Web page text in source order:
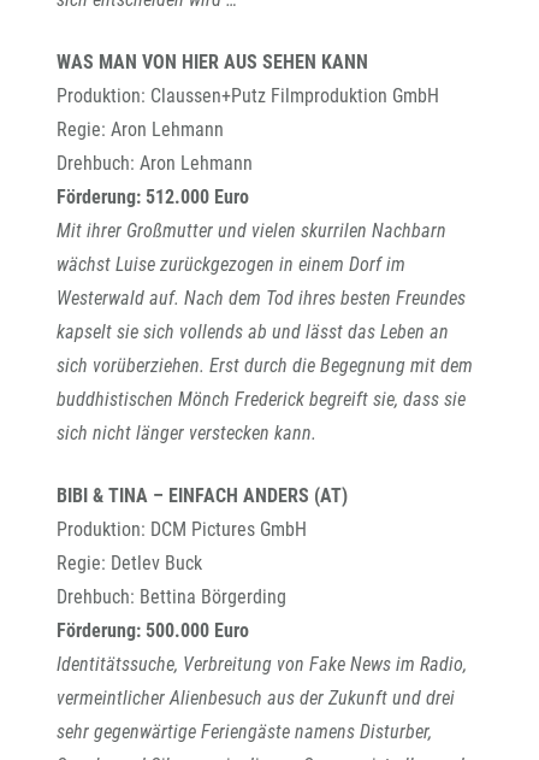
WAS MAN VON HIER AUS SEHEN KANN
Produktion: Claussen+Putz Filmproduktion GmbH
Regie: Aron Lehmann
Drehbuch: Aron Lehmann
Förderung: 512.000 Euro
Mit ihrer Großmutter und vielen skurrilen Nachbarn
wächst Luise zurückgezogen in einem Dorf im
Westerwald auf. Nach dem Tod ihres besten Freundes
kapselt sie sich vollends ab und lässt das Leben an
sich vorüberziehen. Erst durch die Begegnung mit dem
buddhistischen Mönch Frederick begreift sie, dass sie
sich nicht länger verstecken kann.
BIBI & TINA – EINFACH ANDERS (AT)
Produktion: DCM Pictures GmbH
Regie: Detlev Buck
Drehbuch: Bettina Börgerding
Förderung: 500.000 Euro
Identitätssuche, Verbreitung von Fake News im Radio,
vermeintlicher Alienbesuch aus der Zukunft und drei
sehr gegenwärtige Feriengäste namens Disturber,